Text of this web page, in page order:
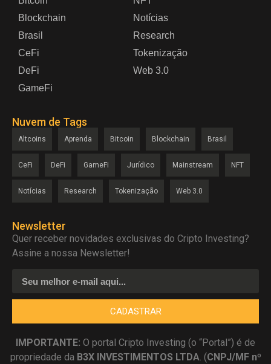
Blockchain
Brasil
CeFi
DeFi
GameFi
Notícias
Research
Tokenização
Web 3.0
Nuvem de Tags
Altcoins Aprenda Bitcoin Blockchain Brasil
CeFi DeFi GameFi Jurídico Mainstream NFT
Notícias Research Tokenização Web 3.0
Newsletter
Quer receber novidades exclusivas do Cripto Investing?
Assine a nossa Newsletter!
CADASTRAR
IMPORTANTE: O portal Cripto Investing (o “Portal”) é de
propriedade da B3X INVESTIMENTOS LTDA. (CNPJ/MF nº